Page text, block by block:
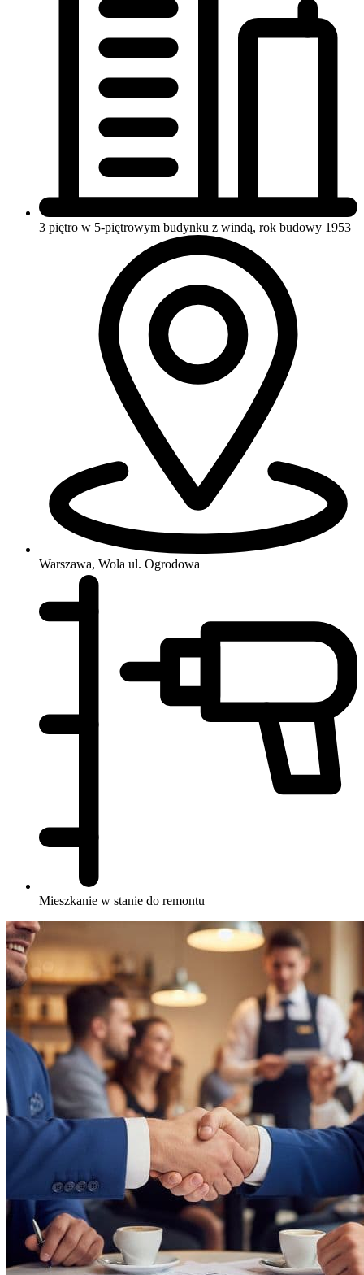
3 piętro w 5-piętrowym budynku z windą, rok budowy 1953
Warszawa, Wola ul. Ogrodowa
Mieszkanie w stanie do remontu